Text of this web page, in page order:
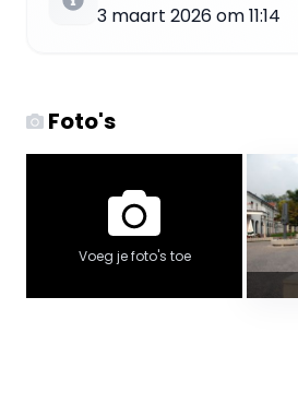
3 maart 2026 om 11:14
Foto's
Voeg je foto's toe